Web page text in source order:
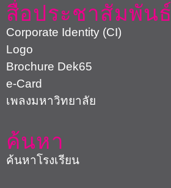
สื่อประชาสัมพันธ์
Corporate Identity (CI)
Logo
Brochure Dek65
e-Card
เพลงมหาวิทยาลัย
ค้นหา
ค้นหาโรงเรียน